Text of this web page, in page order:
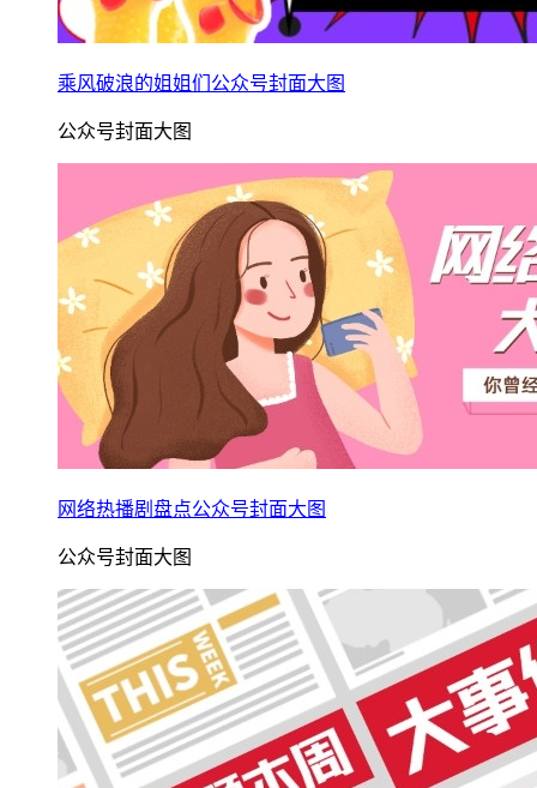
乘风破浪的姐姐们公众号封面大图
公众号封面大图
网络热播剧盘点公众号封面大图
公众号封面大图